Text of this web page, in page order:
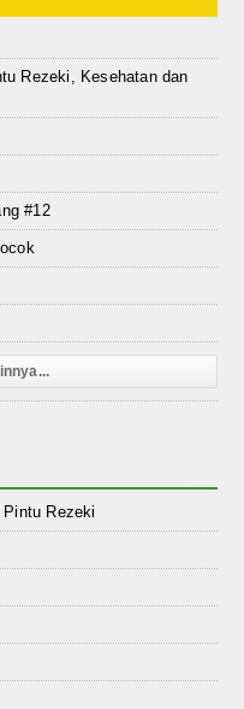
Rezeki, Kesehatan dan
#12
Rezeki